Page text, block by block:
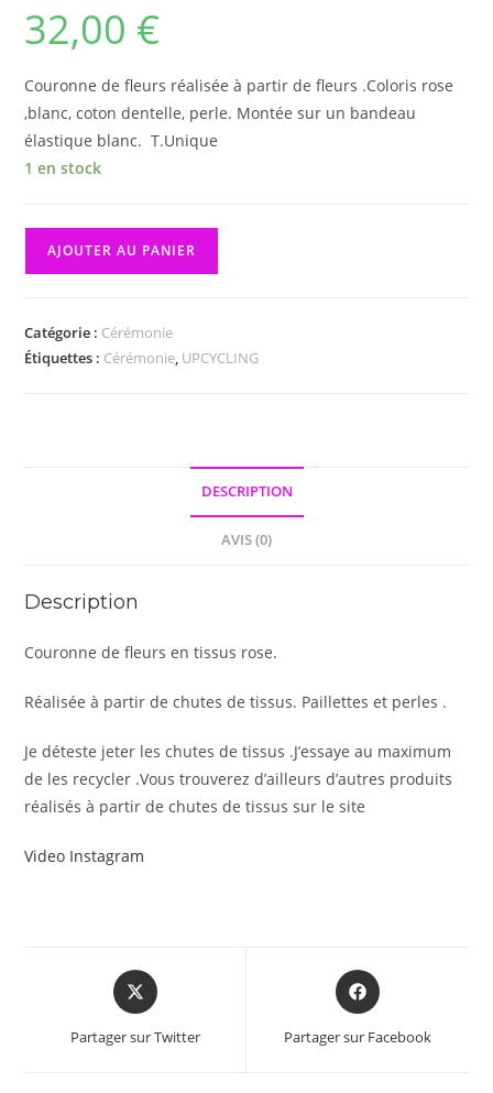
32,00 €
Couronne de fleurs réalisée à partir de fleurs .Coloris rose
,blanc, coton dentelle, perle. Montée sur un bandeau
élastique blanc. T.Unique
1 en stock
fleurs
AJOUTER AU PANIER
Catégorie : Cérémonie
Étiquettes : Cérémonie, UPCYCLING
DESCRIPTION
AVIS (0)
Description
Couronne de fleurs en tissus rose.
Réalisée à partir de chutes de tissus. Paillettes et perles .
Je déteste jeter les chutes de tissus .J’essaye au maximum
de les recycler .Vous trouverez d’ailleurs d’autres produits
réalisés à partir de chutes de tissus sur le site
Video Instagram
Opens
in
new
Partager sur Twitter
Opens
in
new
Partager sur Facebook